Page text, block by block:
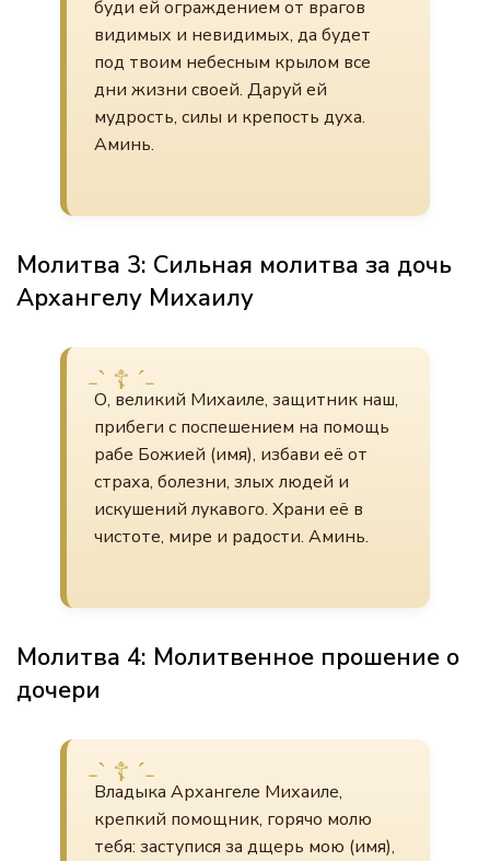
буди ей ограждением от врагов
видимых и невидимых, да будет
под твоим небесным крылом все
дни жизни своей. Даруй ей
мудрость, силы и крепость духа.
Аминь.
Молитва 3: Сильная молитва за дочь
Архангелу Михаилу
О, великий Михаиле, защитник наш,
прибеги с поспешением на помощь
рабе Божией (имя), избави её от
страха, болезни, злых людей и
искушений лукавого. Храни её в
чистоте, мире и радости. Аминь.
Молитва 4: Молитвенное прошение о
дочери
Владыка Архангеле Михаиле,
крепкий помощник, горячо молю
тебя: заступися за дщерь мою (имя),